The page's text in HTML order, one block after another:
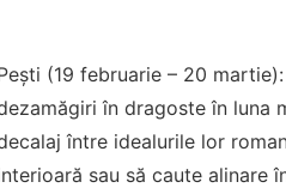
(19 februarie – 20
în dragoste în luna
între idealurile lor
sau să caute alinare